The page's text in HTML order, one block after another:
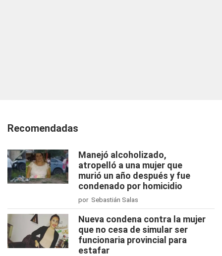
Recomendadas
Manejó alcoholizado,
atropelló a una mujer que
murió un año después y fue
condenado por homicidio
por Sebastián Salas
Nueva condena contra la mujer
que no cesa de simular ser
funcionaria provincial para
estafar